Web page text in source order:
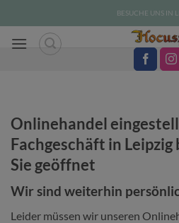
Inhalt
springen
BESUCHE UNS IN
Onlinehandel
Fachgeschäft in
Sie geöffnet
Wir sind weiterhin
Leider müssen wir unseren